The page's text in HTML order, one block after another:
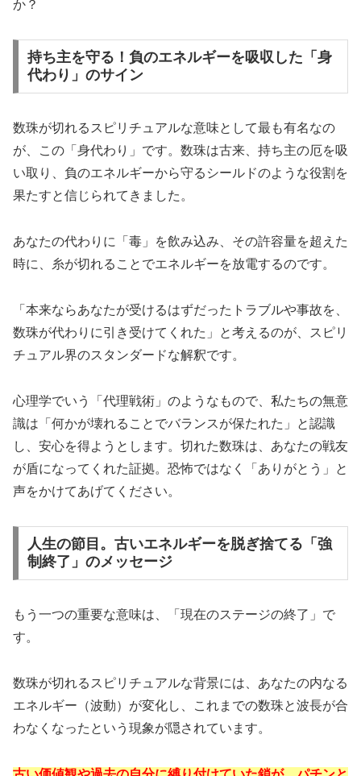
か？
持ち主を守る！負のエネルギーを吸収した「身
代わり」のサイン
数珠が切れるスピリチュアルな意味として最も有名なの
が、この「身代わり」です。数珠は古来、持ち主の厄を吸
い取り、負のエネルギーから守るシールドのような役割を
果たすと信じられてきました。
あなたの代わりに「毒」を飲み込み、その許容量を超えた
時に、糸が切れることでエネルギーを放電するのです。
「本来ならあなたが受けるはずだったトラブルや事故を、
数珠が代わりに引き受けてくれた」
と考えるのが、スピリ
チュアル界のスタンダードな解釈です。
心理学でいう「代理戦術」のようなもので、私たちの無意
識は「何かが壊れることでバランスが保たれた」と認識
し、安心を得ようとします。切れた数珠は、あなたの戦友
が盾になってくれた証拠。恐怖ではなく「ありがとう」と
声をかけてあげてください。
人生の節目。古いエネルギーを脱ぎ捨てる「強
制終了」のメッセージ
もう一つの重要な意味は、「現在のステージの終了」で
す。
数珠が切れるスピリチュアルな背景には、あなたの内なる
エネルギー（波動）が変化し、これまでの数珠と波長が合
わなくなったという現象が隠されています。